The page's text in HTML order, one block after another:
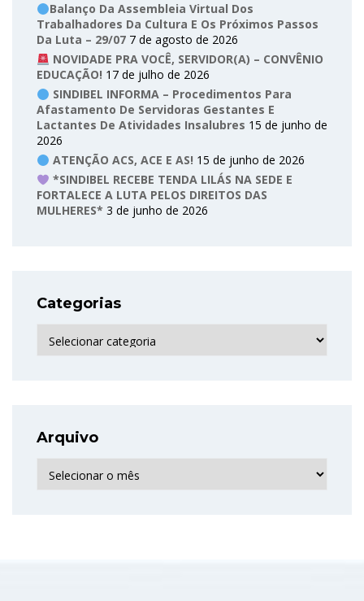
Balanço Da Assembleia Virtual Dos
Trabalhadores Da Cultura E Os Próximos Passos
Da Luta – 29/07 7 de agosto de 2026
NOVIDADE PRA VOCÊ, SERVIDOR(A) – CONVÊNIO
EDUCAÇÃO! 17 de julho de 2026
SINDIBEL INFORMA – Procedimentos Para
Afastamento De Servidoras Gestantes E
Lactantes De Atividades Insalubres 15 de junho de
2026
ATENÇÃO ACS, ACE E AS! 15 de junho de 2026
*SINDIBEL RECEBE TENDA LILÁS NA SEDE E
FORTALECE A LUTA PELOS DIREITOS DAS
MULHERES* 3 de junho de 2026
Categorias
Categorias
Arquivo
Arquivo